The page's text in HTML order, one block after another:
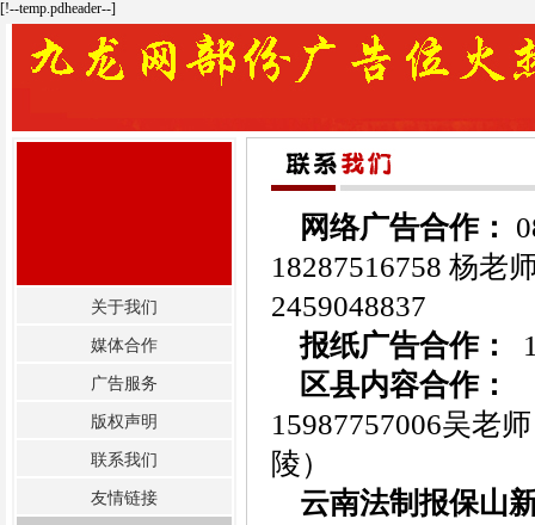
[!--temp.pdheader--]
关于我们
媒体合作
广告服务
版权声明
联系我们
友情链接
网络广告合作：
18287516758 杨老
2459048837
报纸广告合作：
区县内容合作：
15987757006吴老
陵）
云南法制报保山